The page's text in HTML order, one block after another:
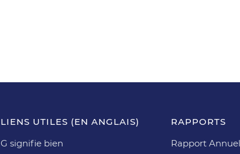
LIENS UTILES (EN ANGLAIS)
G signifie bien
RAPPORTS
Rapport